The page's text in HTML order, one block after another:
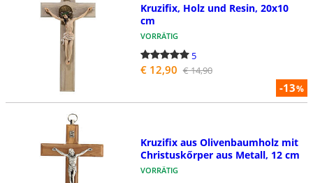
-13%
Kruzifix, Holz und Resin, 20x10
cm
VORRÄTIG
5
€ 12,90 € 14,90
Kruzifix aus Olivenbaumholz mit
Christuskőrper aus Metall, 12 cm
VORRÄTIG